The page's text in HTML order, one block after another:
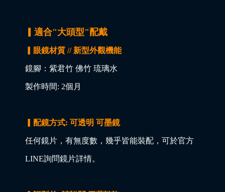
▎適合"大頭型"配戴
▎眼鏡材質 // 新型外觀機能
鏡腳：紫君竹 佛竹 琉璃水
製作時間: 2個月
▎配鏡方式: 可透明 可墨鏡
任何鏡片，有無度數，幾乎皆能裝配，可於官方
LINE詢問鏡片詳情。